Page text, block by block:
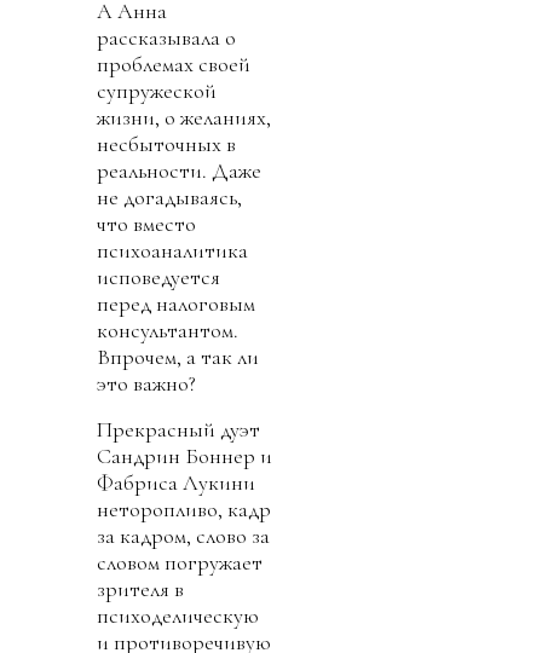
А Анна
рассказывала о
проблемах своей
супружеской
жизни, о желаниях,
несбыточных в
реальности. Даже
не догадываясь,
что вместо
психоаналитика
исповедуется
перед налоговым
консультантом.
Впрочем, а так ли
это важно?
Прекрасный дуэт
Сандрин Боннер и
Фабриса Лукини
неторопливо, кадр
за кадром, слово за
словом погружает
зрителя в
психоделическую
и противоречивую